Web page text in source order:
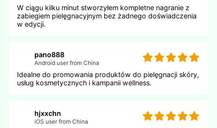
W ciągu kilku minut stworzyłem kompletne nagranie z
zabiegiem pielęgnacyjnym bez żadnego doświadczenia
w edycji.
pano888
Android user from China
Idealne do promowania produktów do pielęgnacji skóry,
usług kosmetycznych i kampanii wellness.
hjxxchn
iOS user from China